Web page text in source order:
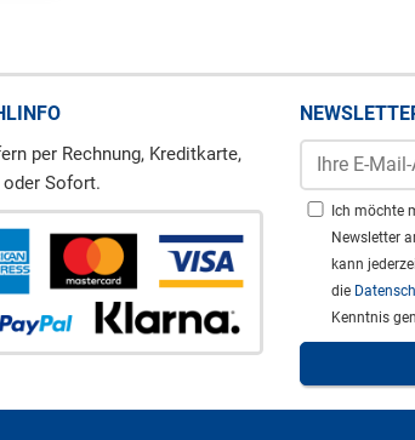
per Rechnung, Kreditkarte,
oder Sofort.
Ich möchte
Newsletter
kann
die
Kenntnis